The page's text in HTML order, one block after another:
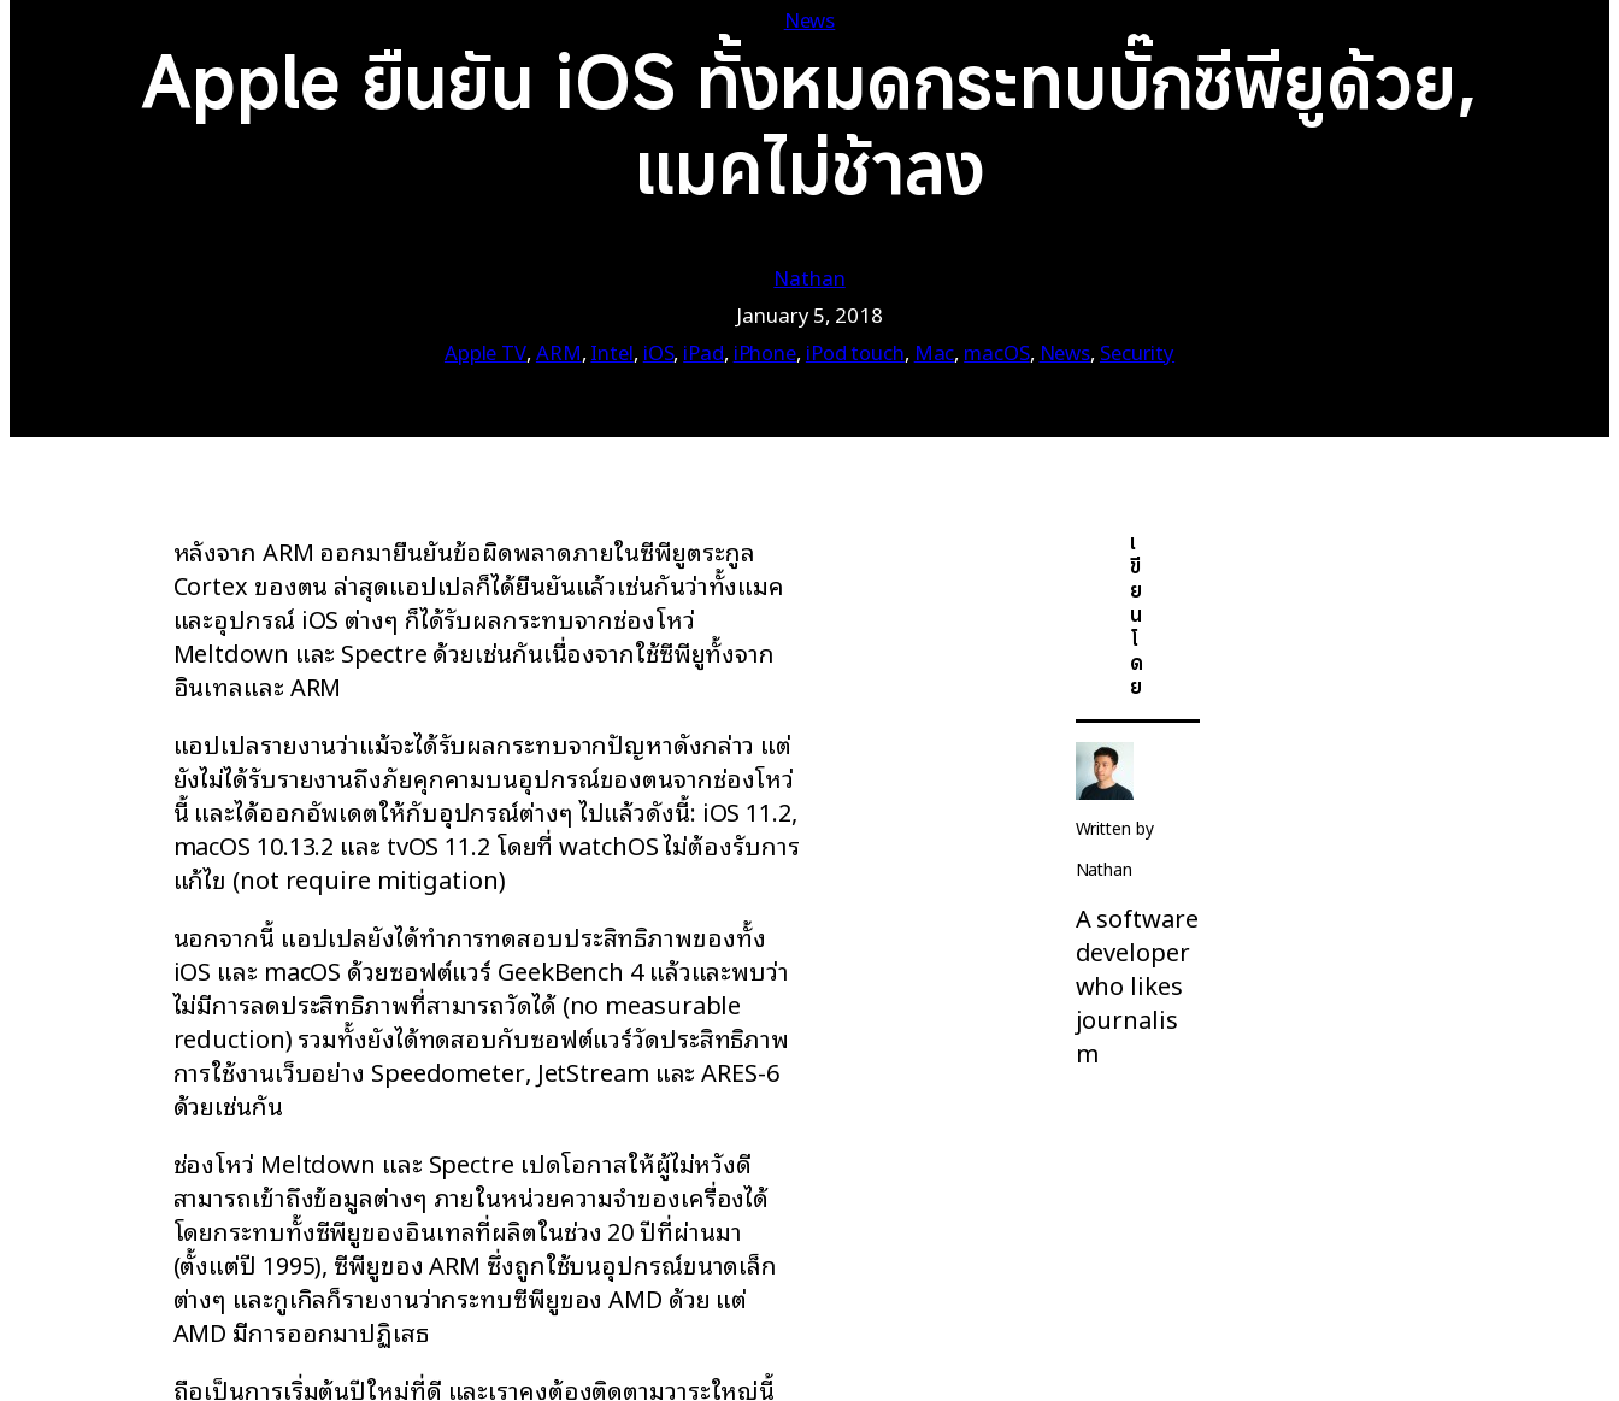
News
Apple ยืนยัน iOS ทั้งหมดกระทบบั๊กซีพียูด้วย,
แมคไม่ช้าลง
Nathan
January 5, 2018
Apple TV, ARM, Intel, iOS, iPad, iPhone, iPod touch, Mac, macOS, News, Security
หลังจาก ARM ออกมายืนยันข้อผิดพลาดภายในซีพียูตระกูล
Cortex ของตน ล่าสุดแอปเปิลก็ได้ยืนยันแล้วเช่นกันว่าทั้งแมค
และอุปกรณ์ iOS ต่างๆ ก็ได้รับผลกระทบจากช่องโหว่
Meltdown และ Spectre ด้วยเช่นกันเนื่องจากใช้ซีพียูทั้งจาก
อินเทลและ ARM
แอปเปิลรายงานว่าแม้จะได้รับผลกระทบจากปัญหาดังกล่าว แต่
ยังไม่ได้รับรายงานถึงภัยคุกคามบนอุปกรณ์ของตนจากช่องโหว่
นี้ และได้ออกอัพเดตให้กับอุปกรณ์ต่างๆ ไปแล้วดังนี้: iOS 11.2,
macOS 10.13.2 และ tvOS 11.2 โดยที่ watchOS ไม่ต้องรับการ
แก้ไข (not require mitigation)
นอกจากนี้ แอปเปิลยังได้ทำการทดสอบประสิทธิภาพของทั้ง
iOS และ macOS ด้วยซอฟต์แวร์ GeekBench 4 แล้วและพบว่า
ไม่มีการลดประสิทธิภาพที่สามารถวัดได้ (no measurable
reduction) รวมทั้งยังได้ทดสอบกับซอฟต์แวร์วัดประสิทธิภาพ
การใช้งานเว็บอย่าง Speedometer, JetStream และ ARES-6
ด้วยเช่นกัน
ช่องโหว่ Meltdown และ Spectre เปิดโอกาสให้ผู้ไม่หวังดี
สามารถเข้าถึงข้อมูลต่างๆ ภายในหน่วยความจำของเครื่องได้
โดยกระทบทั้งซีพียูของอินเทลที่ผลิตในช่วง 20 ปีที่ผ่านมา
(ตั้งแต่ปี 1995), ซีพียูของ ARM ซึ่งถูกใช้บนอุปกรณ์ขนาดเล็ก
ต่างๆ และกูเกิลก็รายงานว่ากระทบซีพียูของ AMD ด้วย แต่
AMD มีการออกมาปฏิเสธ
ถือเป็นการเริ่มต้นปีใหม่ที่ดี และเราคงต้องติดตามวาระใหญ่นี้
เ
ขี
ย
น
โ
ด
ย
Written by
Nathan
A software
developer
who likes
journalis
m